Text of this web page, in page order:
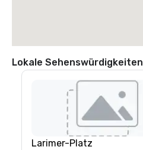
Lokale Sehenswürdigkeiten
Larimer-Platz